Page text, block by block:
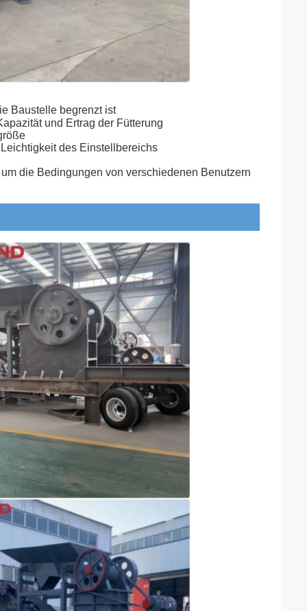
Baustelle begrenzt ist
und Ertrag der Fütterung
des Einstellbereichs
die Bedingungen von verschiedenen Benutzern